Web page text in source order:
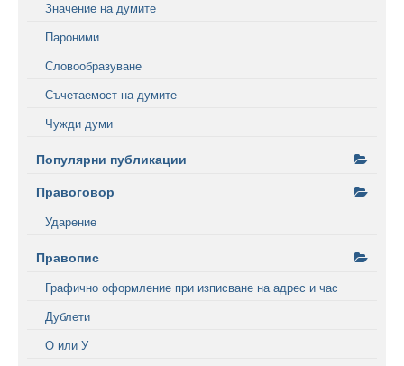
Значение на думите
Пароними
Словообразуване
Съчетаемост на думите
Чужди думи
Популярни публикации
Правоговор
Ударение
Правопис
Графично оформление при изписване на адрес и час
Дублети
О или У